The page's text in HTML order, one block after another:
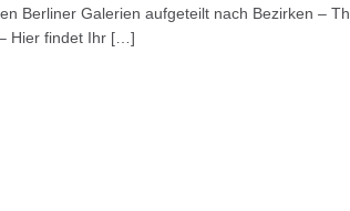
Berliner Galerien aufgeteilt nach Bezirken –
Hier findet Ihr […]